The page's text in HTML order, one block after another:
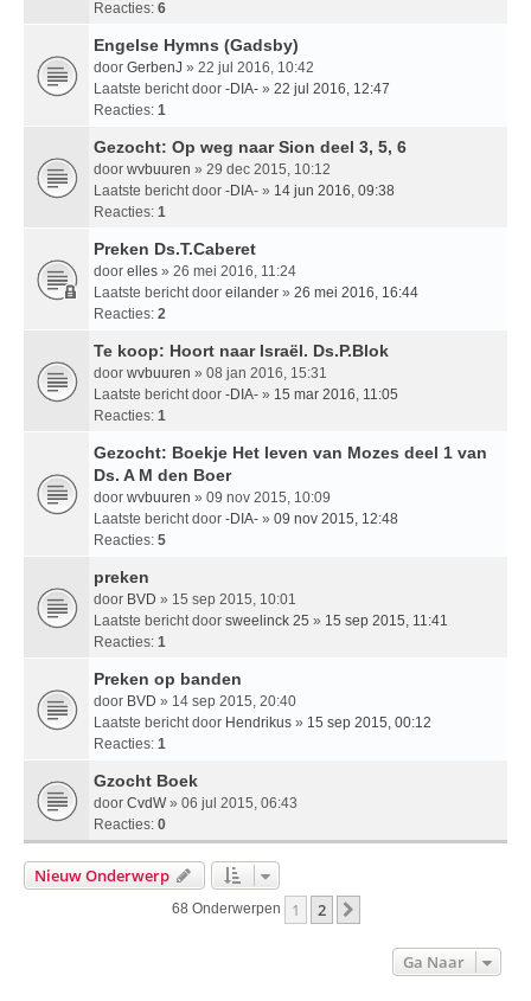
Reacties: 6
Engelse Hymns (Gadsby)
door GerbenJ » 22 jul 2016, 10:42
Laatste bericht door -DIA- » 22 jul 2016, 12:47
Reacties: 1
Gezocht: Op weg naar Sion deel 3, 5, 6
door wvbuuren » 29 dec 2015, 10:12
Laatste bericht door -DIA- » 14 jun 2016, 09:38
Reacties: 1
Preken Ds.T.Caberet
door elles » 26 mei 2016, 11:24
Laatste bericht door eilander » 26 mei 2016, 16:44
Reacties: 2
Te koop: Hoort naar Israël. Ds.P.Blok
door wvbuuren » 08 jan 2016, 15:31
Laatste bericht door -DIA- » 15 mar 2016, 11:05
Reacties: 1
Gezocht: Boekje Het leven van Mozes deel 1 van
Ds. A M den Boer
door wvbuuren » 09 nov 2015, 10:09
Laatste bericht door -DIA- » 09 nov 2015, 12:48
Reacties: 5
preken
door BVD » 15 sep 2015, 10:01
Laatste bericht door sweelinck 25 » 15 sep 2015, 11:41
Reacties: 1
Preken op banden
door BVD » 14 sep 2015, 20:40
Laatste bericht door Hendrikus » 15 sep 2015, 00:12
Reacties: 1
Gzocht Boek
door CvdW» 06 jul 2015, 06:43
Reacties: 0
Nieuw Onderwerp
68 Onderwerpen 1 2
Ga Naar